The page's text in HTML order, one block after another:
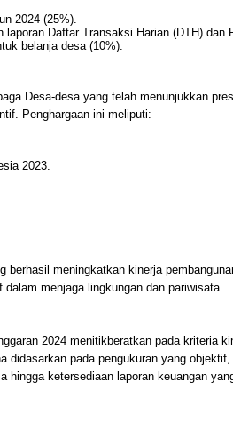
2024 (25%).
laporan Daftar Transaksi Harian (DTH) dan
belanja desa (10%).
Desa-desa yang telah menunjukkan
Penghargaan ini meliputi:
2023.
berhasil meningkatkan kinerja
menjaga lingkungan dan pariwisata.
2024 menitikberatkan pada kriteria
didasarkan pada pengukuran yang objektif,
hingga ketersediaan laporan keuangan